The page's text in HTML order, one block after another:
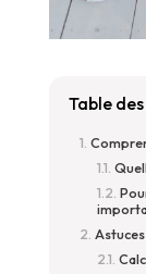
Table